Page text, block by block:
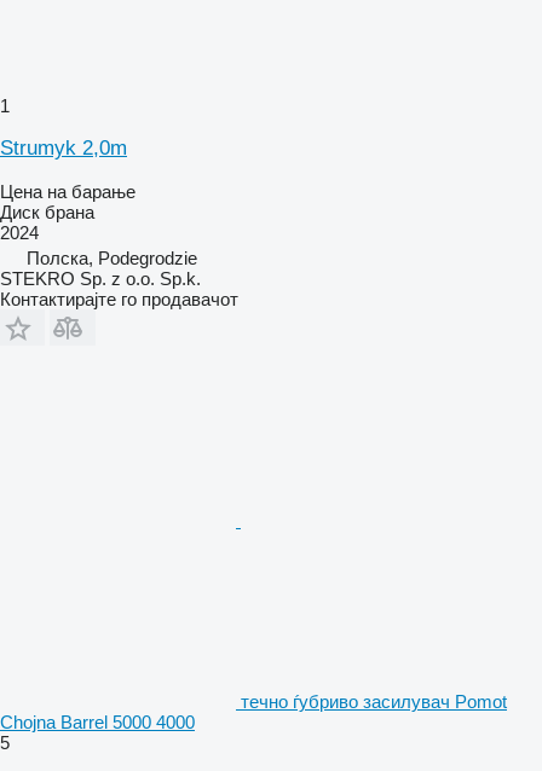
1
Strumyk 2,0m
Цена на барање
Диск брана
2024
Полска, Podegrodzie
STEKRO Sp. z o.o. Sp.k.
Контактирајте го продавачот
течно ѓубриво засилувач Pomot
Chojna Barrel 5000 4000
5